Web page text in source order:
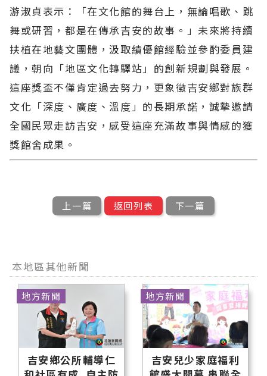
游淑貞表示：「在文化館的舞台上，無論唱歌、跳
舞或研習，都是在傳承吉安的故事。」未來將持續
扶植在地藝文團體，汲取績優館經驗並參酌委員建
議，朝向「地區文化轉驛站」的創新規劃與發展。
這座獎盃不僅肯定過去努力，更象徵吉安鄉對族群
文化「深度、廣度、溫度」的長期承諾，誠摯邀請
全國民眾走訪吉安，感受這座充滿故事與情感的獲
獎館舍成果。
上一篇 返回列表 下一篇
本地區其他新聞
吉安鄉公所輔導仁
地方新聞
吉安兒少家庭福利
地方新聞